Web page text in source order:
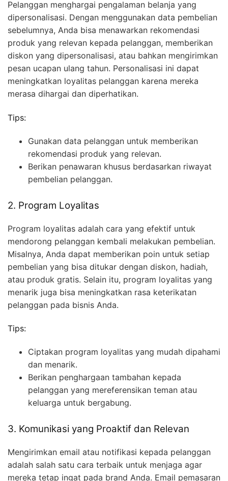
Pelanggan menghargai pengalaman belanja yang
dipersonalisasi. Dengan menggunakan data pembelian
sebelumnya, Anda bisa menawarkan rekomendasi
produk yang relevan kepada pelanggan, memberikan
diskon yang dipersonalisasi, atau bahkan mengirimkan
pesan ucapan ulang tahun. Personalisasi ini dapat
meningkatkan loyalitas pelanggan karena mereka
merasa dihargai dan diperhatikan.
Tips:
Gunakan data pelanggan untuk memberikan
rekomendasi produk yang relevan.
Berikan penawaran khusus berdasarkan riwayat
pembelian pelanggan.
2. Program Loyalitas
Program loyalitas adalah cara yang efektif untuk
mendorong pelanggan kembali melakukan pembelian.
Misalnya, Anda dapat memberikan poin untuk setiap
pembelian yang bisa ditukar dengan diskon, hadiah,
atau produk gratis. Selain itu, program loyalitas yang
menarik juga bisa meningkatkan rasa keterikatan
pelanggan pada bisnis Anda.
Tips:
Ciptakan program loyalitas yang mudah dipahami
dan menarik.
Berikan penghargaan tambahan kepada
pelanggan yang mereferensikan teman atau
keluarga untuk bergabung.
3. Komunikasi yang Proaktif dan Relevan
Mengirimkan email atau notifikasi kepada pelanggan
adalah salah satu cara terbaik untuk menjaga agar
mereka tetap ingat pada brand Anda. Email pemasaran